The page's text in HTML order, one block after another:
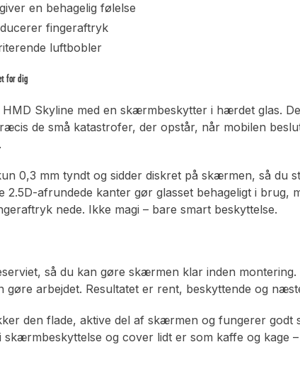
en behagelig følelse
fingeraftryk
luftbobler
for dig
Skyline med en skærmbeskytter i hærdet glas.
de små katastrofer, der opstår, når mobilen
0,3 mm tyndt og sidder diskret på skærmen, så du
2.5D-afrundede kanter gør glasset behageligt i brug,
nede. Ikke magi – bare smart beskyttelse.
så du kan gøre skærmen klar inden
gøre arbejdet. Resultatet er rent, beskyttende og
den flade, aktive del af skærmen og fungerer godt
og cover lidt er som kaffe og kage –